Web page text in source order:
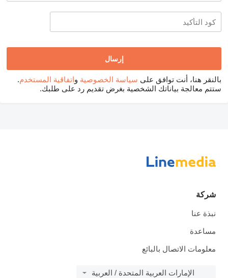
بالنقر هنا، أنت توافق على سياسة الخصوصية واتفاقية المستخدم.
ستتم معالجة بياناتك الشخصية بغرض تقديم رد على طلبك.
شركة
نبذة عنا
مساعدة
معلومات الاتصال بالبائع
الإمارات العربية المتحدة / العربية